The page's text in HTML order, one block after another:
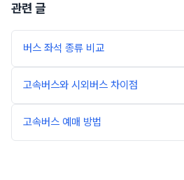
관련 글
버스 좌석 종류 비교
고속버스와 시외버스 차이점
고속버스 예매 방법